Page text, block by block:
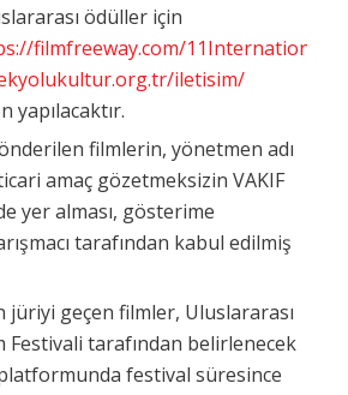
ödüller için
filmfreeway.com/
iletisim/
yapılacaktır.
filmlerin, yönetmen adı
amaç gözetmeksizin VAKIF
yer alması, gösterime
tarafından kabul edilmiş
jüriyi geçen filmler, Uluslararası
Festivali tarafından belirlenecek
festival süresince